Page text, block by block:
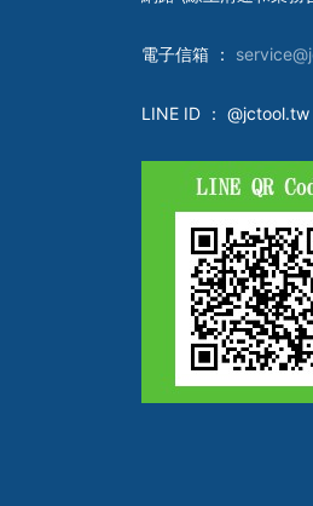
電子信箱 ：
LINE ID ： @jctool.tw